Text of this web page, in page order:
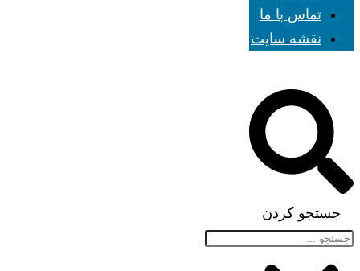
تماس با ما
نقشه سایت
جستجو کردن